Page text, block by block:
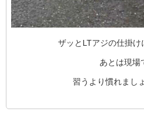
ザッとLTアジの仕掛け
あとは現場
習うより慣れまし